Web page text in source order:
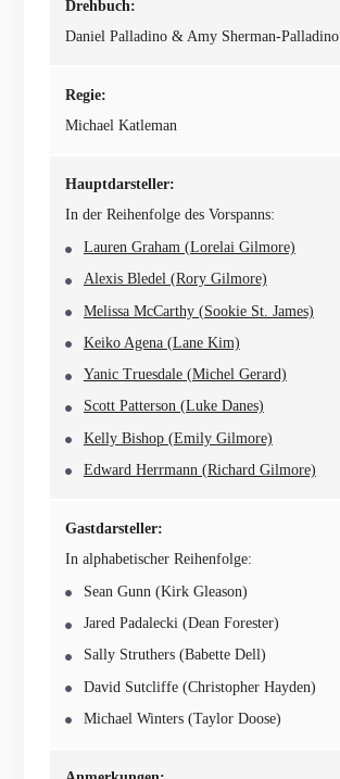
Drehbuch:
Daniel Palladino & Amy Sherman-Palladino
Regie:
Michael Katleman
Hauptdarsteller:
In der Reihenfolge des Vorspanns:
Lauren Graham (Lorelai Gilmore)
Alexis Bledel (Rory Gilmore)
Melissa McCarthy (Sookie St. James)
Keiko Agena (Lane Kim)
Yanic Truesdale (Michel Gerard)
Scott Patterson (Luke Danes)
Kelly Bishop (Emily Gilmore)
Edward Herrmann (Richard Gilmore)
Gastdarsteller:
In alphabetischer Reihenfolge:
Sean Gunn (Kirk Gleason)
Jared Padalecki (Dean Forester)
Sally Struthers (Babette Dell)
David Sutcliffe (Christopher Hayden)
Michael Winters (Taylor Doose)